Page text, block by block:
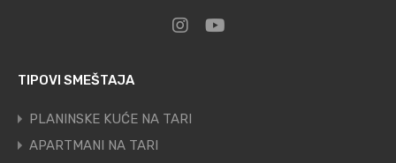
TIPOVI SMEŠTAJA
PLANINSKE KUĆE NA TARI
APARTMANI NA TARI